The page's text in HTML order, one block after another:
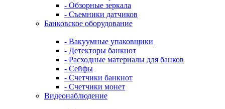
- Обзорные зеркала
- Съемники датчиков
Банковское оборудование
- Вакуумные упаковщики
- Детекторы банкнот
- Расходные материалы для банков
- Сейфы
- Счетчики банкнот
- Счетчики монет
Видеонаблюдение